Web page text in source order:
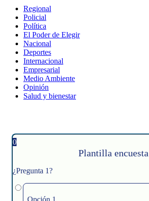
Regional
Policial
Política
El Poder de Elegir
Nacional
Deportes
Internacional
Empresarial
Medio Ambiente
Opinión
Salud y bienestar
0
Plantilla encuesta
¿Pregunta 1?